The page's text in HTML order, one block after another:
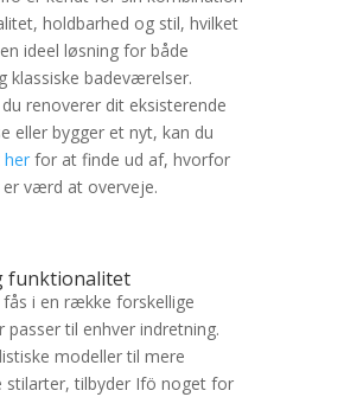
holdbarhed og stil, hvilket
ideel løsning for både
klassiske badeværelser.
renoverer dit eksisterende
eller bygger et nyt, kan du
for at finde ud af, hvorfor
værd at overveje.
funktionalitet
i en række forskellige
passer til enhver indretning.
modeller til mere
stilarter, tilbyder Ifö noget for